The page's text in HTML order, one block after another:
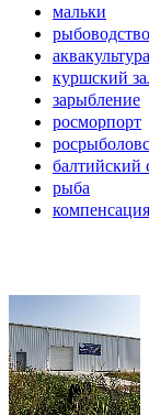
мальки
рыбоводство
аквакультура
куршский
зарыбление
росморпорт
балтийский
рыба